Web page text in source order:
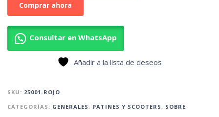
Comprar ahora
Consultar en WhatsApp
Añadir a la lista de deseos
SKU: 25001-ROJO
CATEGORÍAS: GENERALES, PATINES Y SCOOTERS, SOBRE